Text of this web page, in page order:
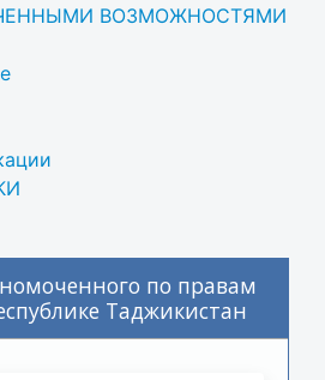
ВОЗМОЖНОСТЯМИ
по правам
Таджикистан